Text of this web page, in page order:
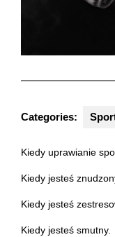
Categories:
Kiedy uprawianie
Kiedy jesteś
Kiedy jesteś
Kiedy jesteś smutny.